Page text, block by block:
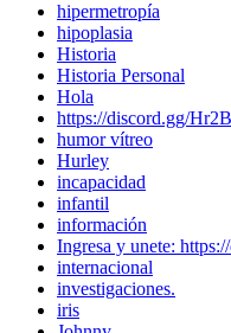
hipermetropía
hipoplasia
Historia
Historia Personal
Hola
https://discord.gg/
humor vítreo
Hurley
incapacidad
infantil
información
Ingresa y unete:
internacional
investigaciones.
iris